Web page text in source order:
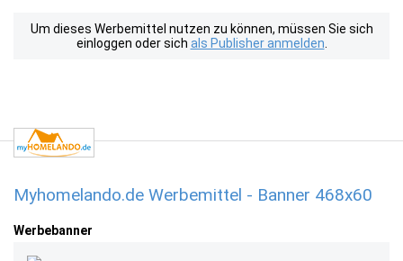
Um dieses Werbemittel nutzen zu können, müssen Sie sich
einloggen oder sich als Publisher anmelden
Myhomelando.de Werbemittel - Banner 468x60
Werbebanner